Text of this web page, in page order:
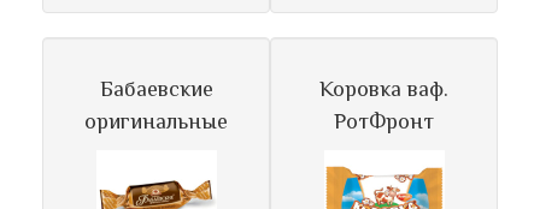
Бабаевские
оригинальные
Коровка ваф.
РотФронт